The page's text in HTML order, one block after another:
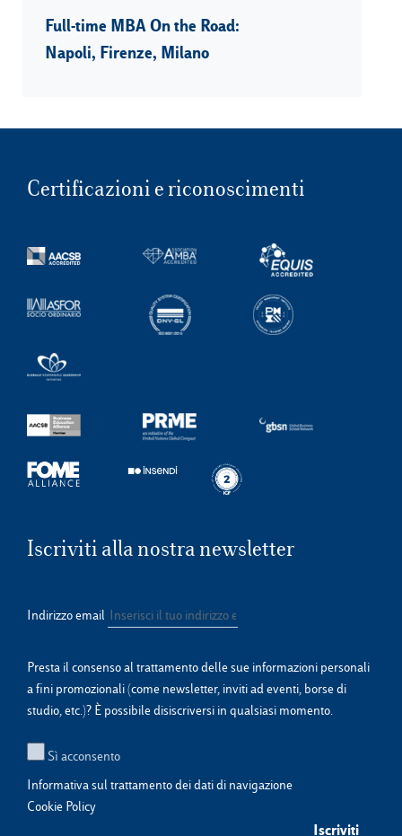
Full-time MBA On the Road:
Napoli, Firenze, Milano
Certificazioni e riconoscimenti
Iscriviti alla nostra newsletter
Indirizzo email
Presta il consenso al trattamento delle sue informazioni personali
a fini promozionali (come newsletter, inviti ad eventi, borse di
studio, etc.)? È possibile disiscriversi in qualsiasi momento.
Sì acconsento
Informativa sul trattamento dei dati di navigazione
Cookie Policy